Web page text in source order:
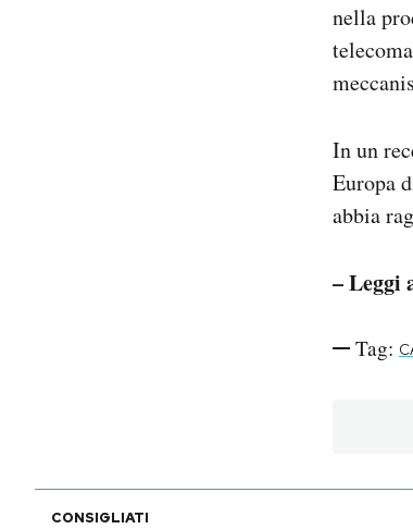
nella
In un
Europa
abbia
– Leggi
Tag:
CONSIGLIATI